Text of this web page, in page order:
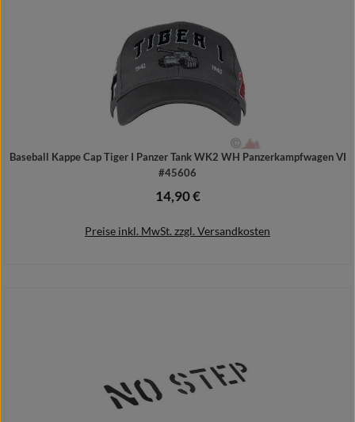
Baseball Kappe Cap Tiger I Panzer Tank WK2 WH Panzerkampfwagen VI
#45606
Regulärer Preis:
14,90 €
Preise inkl. MwSt. zzgl. Versandkosten